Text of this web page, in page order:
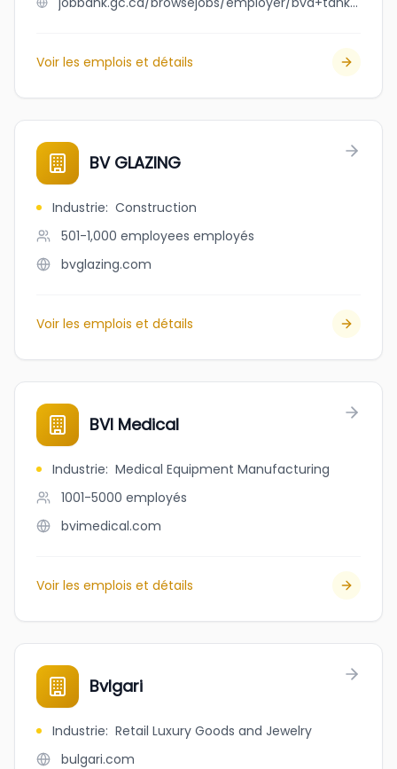
Voir les emplois et détails
BV GLAZING
Industrie: Construction
501-1,000 employees employés
bvglazing.com
Voir les emplois et détails
BVI Medical
Industrie: Medical Equipment Manufacturing
1001-5000 employés
bvimedical.com
Voir les emplois et détails
Bvlgari
Industrie: Retail Luxury Goods and Jewelry
bulgari.com